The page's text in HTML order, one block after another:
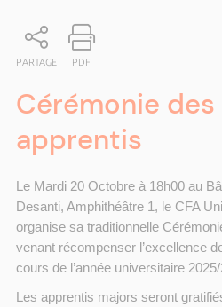
PARTAGE PDF
Cérémonie
apprentis
Le Mardi 20 Octobre à 18h00 au
Desanti, Amphithéâtre 1, le CFA
organise sa traditionnelle
venant récompenser l’excellence
cours de l’année universitaire
Les apprentis majors seront